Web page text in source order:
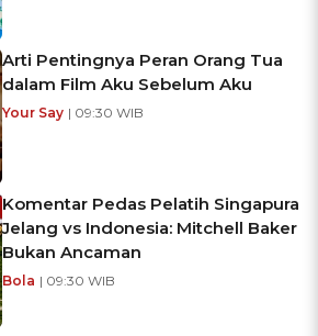
Arti Pentingnya Peran Orang Tua
dalam Film Aku Sebelum Aku
Your Say | 09:30 WIB
Komentar Pedas Pelatih Singapura
Jelang vs Indonesia: Mitchell Baker
Bukan Ancaman
Bola | 09:30 WIB